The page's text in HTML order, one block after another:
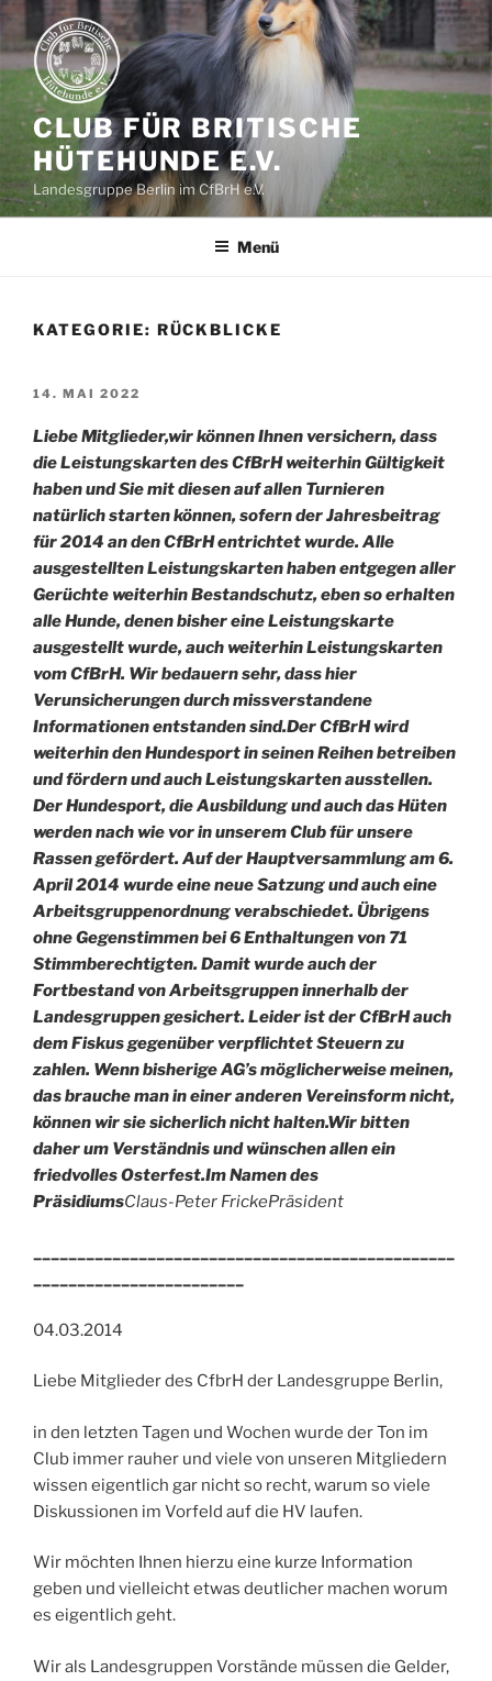
Zum
Inhalt
springen
CLUB FÜR BRITISCHE
HÜTEHUNDE E.V.
Landesgruppe Berlin im CfBrH e.V.
Menü
KATEGORIE: RÜCKBLICKE
VERÖFFENTLICHT
14. MAI 2022
Liebe Mitglieder,wir können Ihnen versichern, dass
die Leistungskarten des CfBrH weiterhin Gültigkeit
haben und Sie mit diesen auf allen Turnieren
natürlich starten können, sofern der Jahresbeitrag
für 2014 an den CfBrH entrichtet wurde. Alle
ausgestellten Leistungskarten haben entgegen aller
Gerüchte weiterhin Bestandschutz, eben so erhalten
alle Hunde, denen bisher eine Leistungskarte
ausgestellt wurde, auch weiterhin Leistungskarten
vom CfBrH. Wir bedauern sehr, dass hier
Verunsicherungen durch missverstandene
Informationen entstanden sind.Der CfBrH wird
weiterhin den Hundesport in seinen Reihen betreiben
und fördern und auch Leistungskarten ausstellen.
Der Hundesport, die Ausbildung und auch das Hüten
werden nach wie vor in unserem Club für unsere
Rassen gefördert. Auf der Hauptversammlung am 6.
April 2014 wurde eine neue Satzung und auch eine
Arbeitsgruppenordnung verabschiedet. Übrigens
ohne Gegenstimmen bei 6 Enthaltungen von 71
Stimmberechtigten. Damit wurde auch der
Fortbestand von Arbeitsgruppen innerhalb der
Landesgruppen gesichert. Leider ist der CfBrH auch
dem Fiskus gegenüber verpflichtet Steuern zu
zahlen. Wenn bisherige AG’s möglicherweise meinen,
das brauche man in einer anderen Vereinsform nicht,
können wir sie sicherlich nicht halten.Wir bitten
daher um Verständnis und wünschen allen ein
friedvolles Osterfest.Im Namen des
PräsidiumsClaus-Peter FrickePräsident
04.03.2014
Liebe Mitglieder des CfbrH der Landesgruppe Berlin,
in den letzten Tagen und Wochen wurde der Ton im
Club immer rauher und viele von unseren Mitgliedern
wissen eigentlich gar nicht so recht, warum so viele
Diskussionen im Vorfeld auf die HV laufen.
Wir möchten Ihnen hierzu eine kurze Information
geben und vielleicht etwas deutlicher machen worum
es eigentlich geht.
Wir als Landesgruppen Vorstände müssen die Gelder,